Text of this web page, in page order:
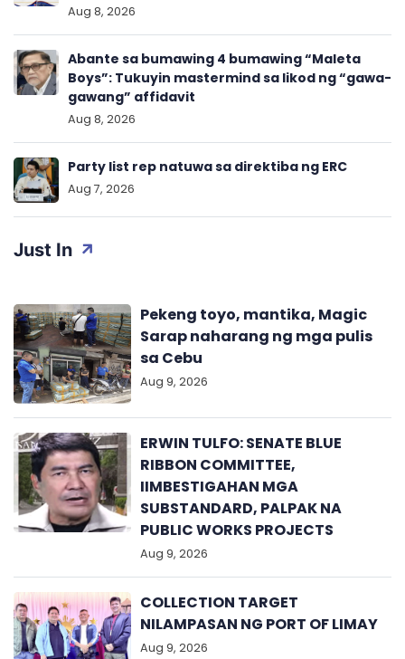
Just In
Pekeng toyo, mantika, Magic
Sarap naharang ng mga pulis
sa Cebu
Aug 9, 2026
ERWIN TULFO: SENATE BLUE
RIBBON COMMITTEE,
IIMBESTIGAHAN MGA
SUBSTANDARD, PALPAK NA
PUBLIC WORKS PROJECTS
Aug 9, 2026
COLLECTION TARGET
NILAMPASAN NG PORT OF LIMAY
Aug 9, 2026
Aug 8, 2026
Abante sa bumawing 4 bumawing “Maleta
Boys”: Tukuyin mastermind sa likod ng “gawa-
gawang” affidavit
Aug 8, 2026
Party list rep natuwa sa direktiba ng ERC
Aug 7, 2026